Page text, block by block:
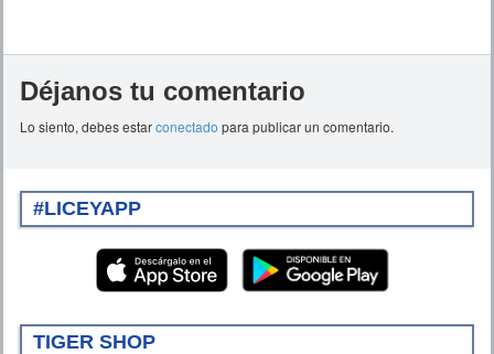
Déjanos tu comentario
Lo siento, debes estarconectado para publicar un comentario.
#LICEYAPP
TIGER SHOP